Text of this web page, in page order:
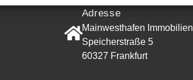
Adresse
Mainwesthafen Immobilien
Speicherstraße 5
60327 Frankfurt